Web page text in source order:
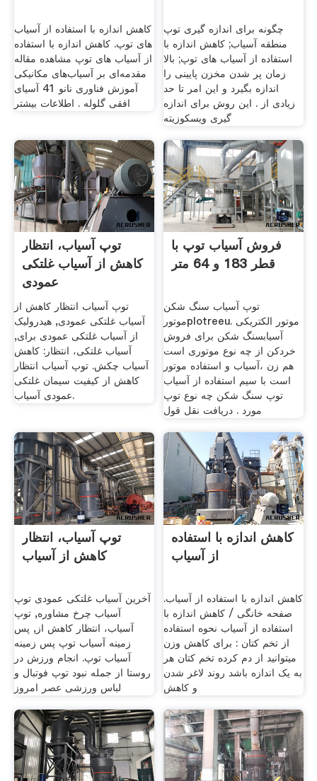
کاهش اندازه با استفاده از آسیاب
های توپ. کاهش اندازه با استفاده
از آسیاب های توپ مشاهده مقاله
مقدمه‌ای بر آسیاب‌های مکانیکی
آموزش فناوری نانو 41 آسیای
افقی گلوله . اطلاعات بیشتر
چگونه برای اندازه گیری توپ
منطقه آسیاب; کاهش اندازه با
استفاده از آسیاب های توپ; بالا
زمان پر شدن مخزن پایینی را
اندازه بگیرد و این امر تا حد
زیادی از . این روش برای اندازه
گیری ویسکوزیته
توپ آسیاب، انتظار
کاهش از آسیاب غلتکی
عمودی
توپ آسیاب انتظار کاهش از
آسیاب غلتکی عمودی, هیدرولیک
از آسیاب غلتکی عمودی برای,
آسیاب غلتکی، انتظار: کاهش
آسیاب چکش. توپ آسیاب انتظار
کاهش از کیفیت سیمان غلتکی
عمودی آسیاب.
فروش آسیاب توپ با
قطر 183 و 64 متر
توپ آسیاب سنگ شکن
موتورplotreeu. موتور الکتریکی
آسیابسنگ شکن برای فروش
خردکن از چه نوع موتوری است
هم زن ،آسیاب و استفاده موتور
است با سیم استفاده از آسیاب
توپ سنگ شکن چه نوع توپ
مورد . دریافت نقل قول
توپ آسیاب، انتظار
کاهش از آسیاب
آخرین آسیاب غلتکی عمودی توپ
آسیاب چرخ مشاوره, توپ
آسیاب، انتظار کاهش از, پس
زمینه آسیاب توپ پس زمینه
آسیاب توپ. انجام ورزش در
روستا از جمله نبود توپ فوتبال و
لباس ورزشی عصر امروز
کاهش اندازه با استفاده
از آسیاب
کاهش اندازه با استفاده از آسیاب.
صفحه خانگی / کاهش اندازه با
استفاده از آسیاب نحوه استفاده
از تخم کتان : برای کاهش وزن
میتوانید از دم کرده تخم کتان هر
به یک اندازه باشد روند لاغر شدن
و کاهش